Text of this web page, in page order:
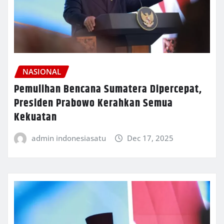
NASIONAL
Pemulihan Bencana Sumatera Dipercepat,
Presiden Prabowo Kerahkan Semua
Kekuatan
admin indonesiasatu Dec 17, 2025